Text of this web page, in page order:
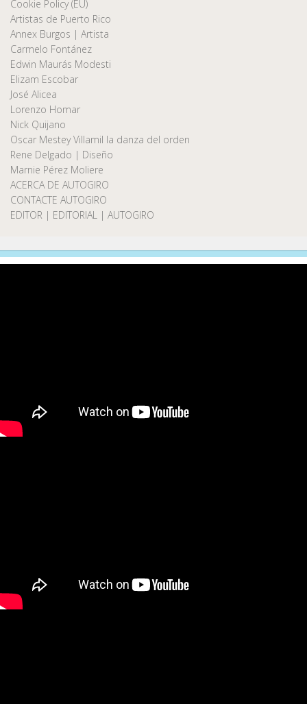
Cookie Policy (EU)
Artistas de Puerto Rico
Annex Burgos | Artista
Carmelo Fontánez
Edwin Maurás Modesti
Elizam Escobar
José Alicea
Lorenzo Homar
Nick Quijano
Oscar Mestey Villamil la danza del orden
Rene Delgado | Diseño
Marnie Pérez Moliere
ACERCA DE AUTOGIRO
CONTACTE AUTOGIRO
EDITOR | EDITORIAL | AUTOGIRO